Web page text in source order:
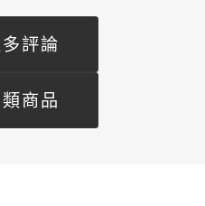
評論
商品